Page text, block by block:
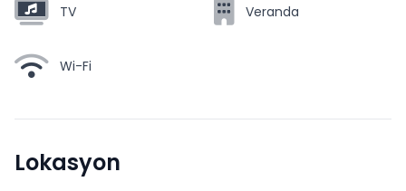
TV Veranda
Wi-Fi
Lokasyon